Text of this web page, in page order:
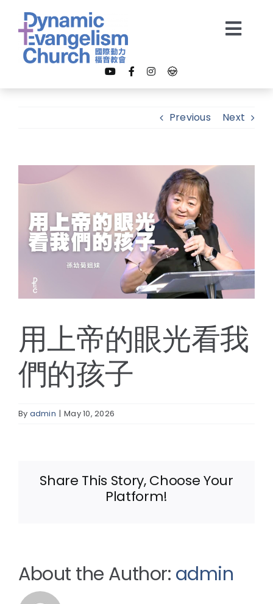
content
多媒體
線上報名
Previous Next
用上帝的眼光看我
們的孩子
By admin | May 10, 2026
Share This Story, Choose Your
Platform!
About the Author: admin